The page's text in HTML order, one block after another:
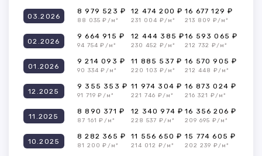
03.2026
8 979 523 ₽
88 035 ₽/м²
12 474 200 ₽
231 004 ₽/м²
16 677 129 ₽
213 809 ₽/м²
02.2026
9 664 915 ₽
94 754 ₽/м²
12 444 385 ₽
230 452 ₽/м²
16 593 065 ₽
212 732 ₽/м²
01.2026
9 214 093 ₽
90 334 ₽/м²
11 885 537 ₽
220 103 ₽/м²
16 570 905 ₽
212 448 ₽/м²
12.2025
9 355 353 ₽
91 719 ₽/м²
11 974 304 ₽
221 746 ₽/м²
16 873 024 ₽
216 321 ₽/м²
11.2025
8 890 371 ₽
87 161 ₽/м²
12 340 974 ₽
228 537 ₽/м²
16 356 206 ₽
209 695 ₽/м²
10.2025
8 282 365 ₽
81 200 ₽/м²
11 556 650 ₽
214 012 ₽/м²
15 774 605 ₽
202 239 ₽/м²